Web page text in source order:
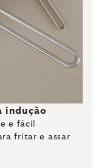
indução
e fácil
fritar e assar